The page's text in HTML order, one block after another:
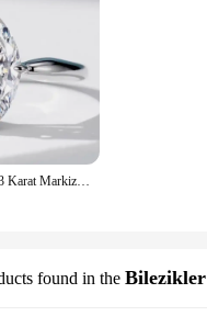
GRA Sertifikalı 1/2/3 Karat Markiz Kesim Mozanit Tektaş Pırlanta Yüzük Kadınlar için 925 Ayar Gümüş Nişan Alyans
found in the Bilezikler